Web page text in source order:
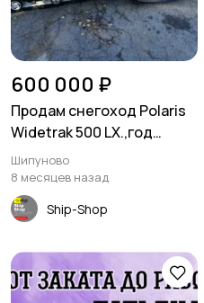
600 000 ₽
Продам снегоход Polaris
Widetrak 500 LX.,год
выпуска 2006. в Шипуново
Шипуново
8 месяцев назад
Ship-Shop